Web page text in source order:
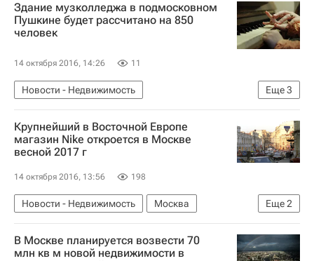
Здание музколледжа в подмосковном
Пушкине будет рассчитано на 850
человек
14 октября 2016, 14:26 11
Еще3
Новости - Недвижимость
Социальная инфраструктура
Московская область (Подмосковье)
Россия
Крупнейший в Восточной Европе
магазин Nike откроется в Москве
весной 2017 г
14 октября 2016, 13:56 198
Еще2
Новости - Недвижимость
Москва
Коммерческая недвижимость
Россия
В Москве планируется возвести 70
млн кв м новой недвижимости в